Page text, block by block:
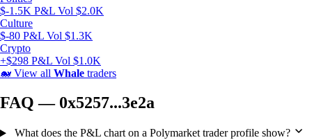
$-1.5K P&L Vol $2.0K
Culture
$-80 P&L Vol $1.3K
Crypto
+$298 P&L Vol $1.0K
🐋 View all Whale traders
FAQ — 0x5257...3e2a
What does the P&L chart on a Polymarket trader profile show?